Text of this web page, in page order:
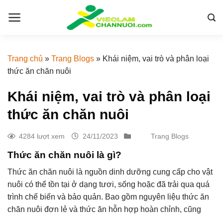
Trang chủ » Trang Blogs » Khái niệm, vai trò và phân loại
thức ăn chăn nuôi
Khái niệm, vai trò và phân loại
thức ăn chăn nuôi
4284 lượt xem 24/11/2023 Trang Blogs
Thức ăn chăn nuôi là gì?
Thức ăn chăn nuôi là nguồn dinh dưỡng cung cấp cho vật
nuôi có thể tồn tại ở dạng tươi, sống hoặc đã trải qua quá
trình chế biến và bảo quản. Bao gồm nguyên liệu thức ăn
chăn nuôi đơn lẻ và thức ăn hỗn hợp hoàn chỉnh, cũng